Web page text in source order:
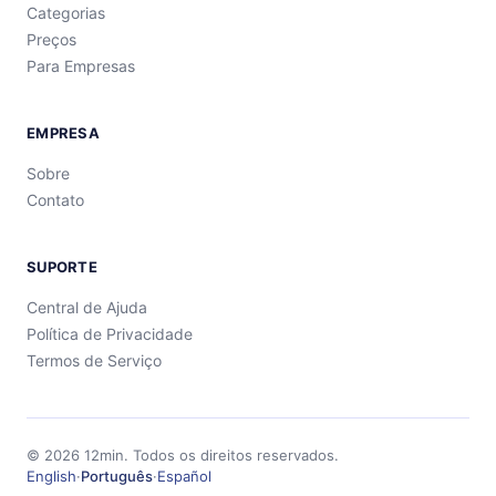
Categorias
Preços
Para Empresas
EMPRESA
Sobre
Contato
SUPORTE
Central de Ajuda
Política de Privacidade
Termos de Serviço
© 2026 12min. Todos os direitos reservados.
English·Português·Español